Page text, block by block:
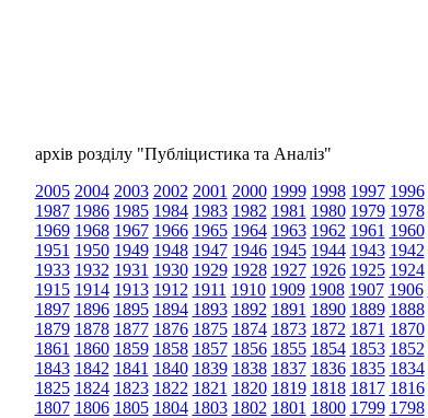
архів розділу "Публіцистика та Аналіз"
2005 2004 2003 2002 2001 2000 1999 1998 1997 1996
1987 1986 1985 1984 1983 1982 1981 1980 1979 1978
1969 1968 1967 1966 1965 1964 1963 1962 1961 1960
1951 1950 1949 1948 1947 1946 1945 1944 1943 1942
1933 1932 1931 1930 1929 1928 1927 1926 1925 1924
1915 1914 1913 1912 1911 1910 1909 1908 1907 1906
1897 1896 1895 1894 1893 1892 1891 1890 1889 1888
1879 1878 1877 1876 1875 1874 1873 1872 1871 1870
1861 1860 1859 1858 1857 1856 1855 1854 1853 1852
1843 1842 1841 1840 1839 1838 1837 1836 1835 1834
1825 1824 1823 1822 1821 1820 1819 1818 1817 1816
1807 1806 1805 1804 1803 1802 1801 1800 1799 1798